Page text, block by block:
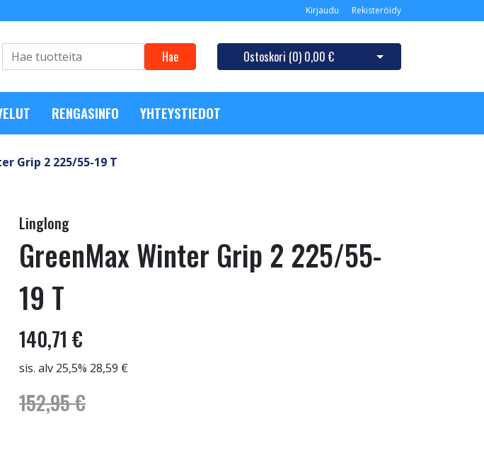
Kirjaudu Rekisteröidy
Hae Ostoskori (0) 0,00 € Avaa ostoskori
RENGASINFO YHTEYSTIEDOT
Grip 2 225/55-19 T
Linglong
GreenMax Winter Grip 2 225/55-
19 T
140,71 €
sis. alv 25,5% 28,59 €
152,95 €